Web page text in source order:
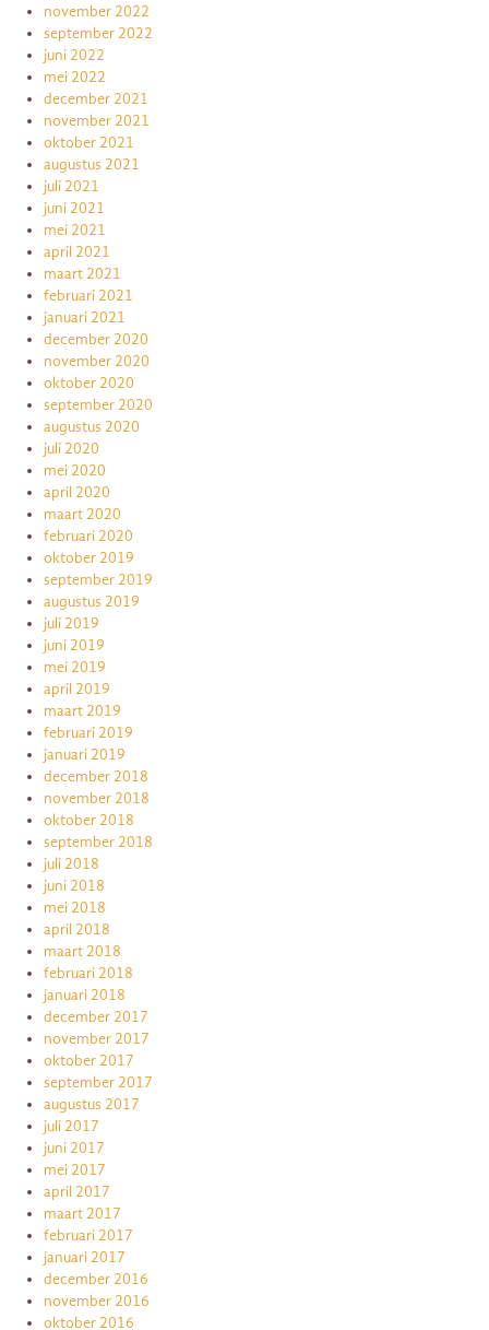
november 2022
september 2022
juni 2022
mei 2022
december 2021
november 2021
oktober 2021
augustus 2021
juli 2021
juni 2021
mei 2021
april 2021
maart 2021
februari 2021
januari 2021
december 2020
november 2020
oktober 2020
september 2020
augustus 2020
juli 2020
mei 2020
april 2020
maart 2020
februari 2020
oktober 2019
september 2019
augustus 2019
juli 2019
juni 2019
mei 2019
april 2019
maart 2019
februari 2019
januari 2019
december 2018
november 2018
oktober 2018
september 2018
juli 2018
juni 2018
mei 2018
april 2018
maart 2018
februari 2018
januari 2018
december 2017
november 2017
oktober 2017
september 2017
augustus 2017
juli 2017
juni 2017
mei 2017
april 2017
maart 2017
februari 2017
januari 2017
december 2016
november 2016
oktober 2016